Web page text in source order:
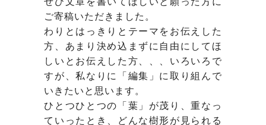
ご寄稿いただきました。
わりとはっきりとテーマをお伝えした
方、あまり決め込まずに自由にしてほ
しいとお伝えした方、、、いろいろで
すが、私なりに「編集」に取り組んで
いきたいと思います。
ひとつひとつの「葉」が茂り、重なっ
ていったとき、どんな樹形が見られる